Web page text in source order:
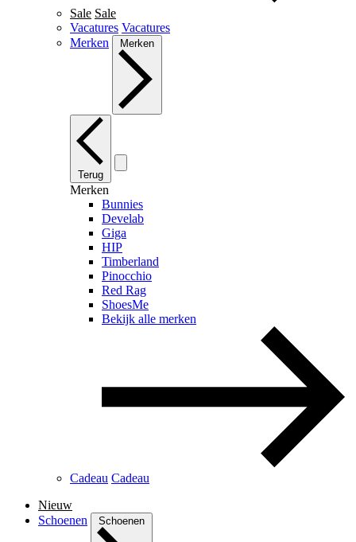
Sale Sale
Vacatures Vacatures
Merken
Merken
Terug
Merken
Bunnies
Develab
Giga
HIP
Timberland
Pinocchio
Red Rag
ShoesMe
Bekijk alle merken
Cadeau Cadeau
Nieuw
Schoenen
Schoenen